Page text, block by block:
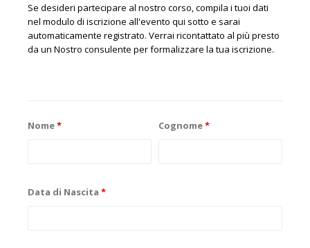
Se desideri partecipare al nostro corso, compila i tuoi dati
nel modulo di iscrizione all'evento qui sotto e sarai
automaticamente registrato. Verrai ricontattato al più presto
da un Nostro consulente per formalizzare la tua iscrizione.
Nome* Cognome*
Data di Nascita *